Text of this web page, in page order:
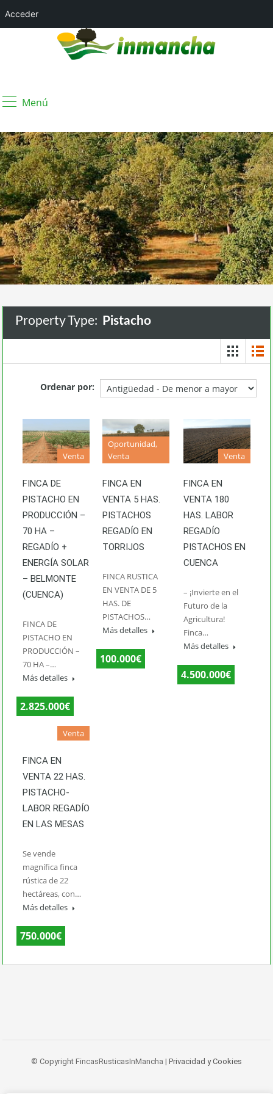
Acceder
Menú
Property Type: Pistacho
Ordenar por:
Venta
FINCA DE
PISTACHO EN
PRODUCCIÓN –
70 HA –
REGADÍO +
ENERGÍA SOLAR
– BELMONTE
(CUENCA)
FINCA DE
PISTACHO EN
PRODUCCIÓN –
70 HA –…
Más detalles
2.825.000€
Oportunidad,
Venta
FINCA EN
VENTA 5 HAS.
PISTACHOS
REGADÍO EN
TORRIJOS
FINCA RUSTICA
EN VENTA DE 5
HAS. DE
PISTACHOS…
Más detalles
100.000€
Venta
FINCA EN
VENTA 180
HAS. LABOR
REGADÍO
PISTACHOS EN
CUENCA
– ¡Invierte en el
Futuro de la
Agricultura!
Finca…
Más detalles
4.500.000€
Venta
FINCA EN
VENTA 22 HAS.
PISTACHO-
LABOR REGADÍO
EN LAS MESAS
Se vende
magnífica finca
rústica de 22
hectáreas, con…
Más detalles
750.000€
© Copyright FincasRusticasInMancha | Privacidad y Cookies